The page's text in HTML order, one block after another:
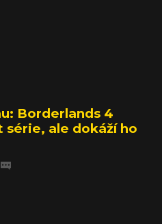
Borderlands 4
série, ale dokáží ho